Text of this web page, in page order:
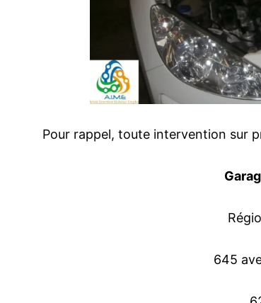
Pour rappel, toute intervention sur
645